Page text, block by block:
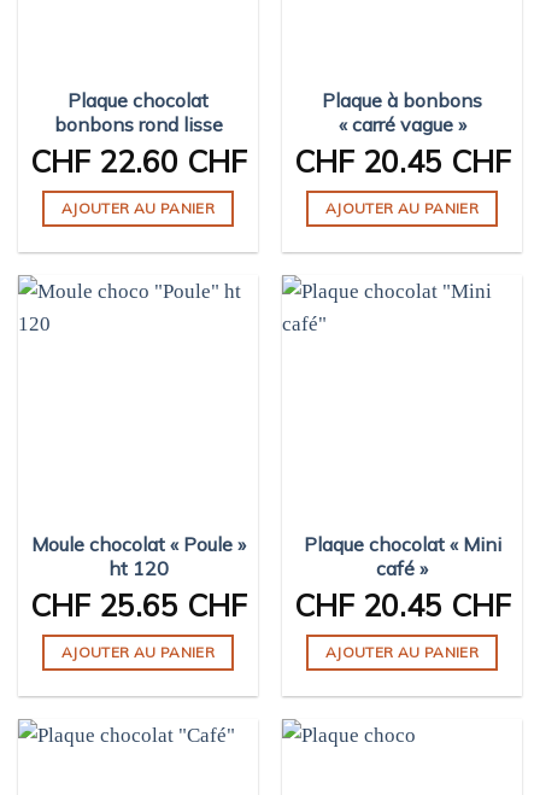
la
page
du
Plaque chocolat
bonbons rond lisse
CHF22.60 CHF
AJOUTER AU PANIER
Plaque à bonbons
« carré vague »
CHF20.45 CHF
AJOUTER AU PANIER
Moule chocolat « Poule »
ht 120
CHF25.65 CHF
AJOUTER AU PANIER
Plaque chocolat « Mini
café »
CHF20.45 CHF
AJOUTER AU PANIER